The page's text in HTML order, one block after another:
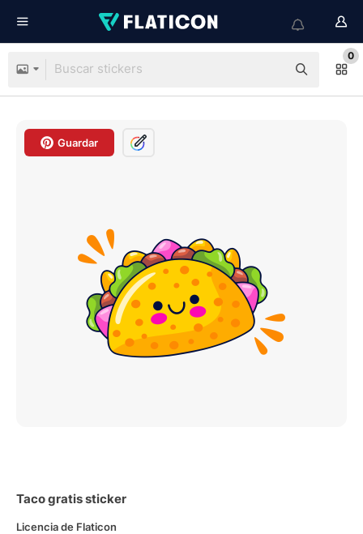
0
Guardar
Taco gratis sticker
Licencia de Flaticon